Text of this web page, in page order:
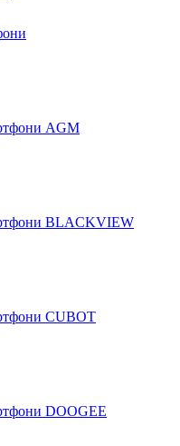
AGM
BLACKVIEW
CUBOT
DOOGEE